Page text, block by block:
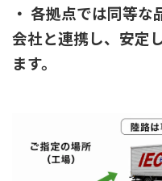
・ 各拠点では同等
会社と連携し、安定
ます。